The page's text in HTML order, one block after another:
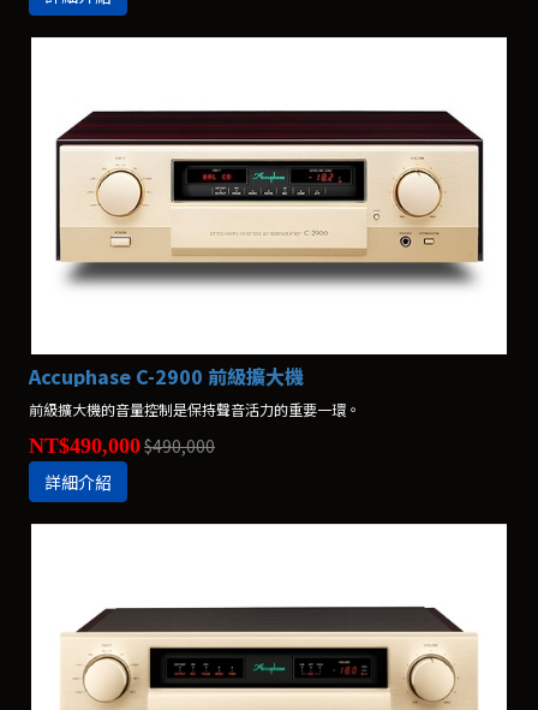
Accuphase C-2900 前級擴大機
前級擴大機的音量控制是保持聲音活力的重要一環。
NT$490,000$490,000
詳細介紹